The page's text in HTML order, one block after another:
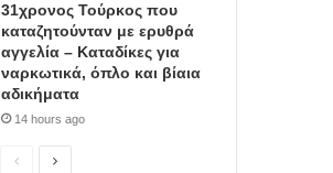
31χρονος Τούρκος που
καταζητούνταν με ερυθρά
αγγελία – Καταδίκες για
ναρκωτικά, όπλο και βίαια
αδικήματα
14 hours ago